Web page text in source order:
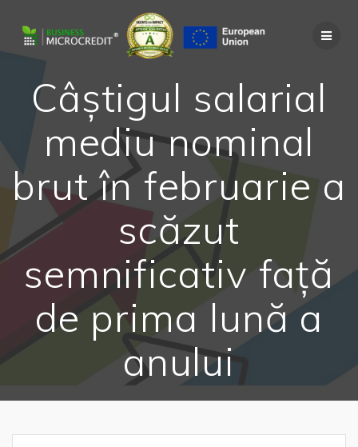
to
content
Câștigul salarial
mediu nominal
brut în februarie a
scăzut
semnificativ față
de prima lună a
anului